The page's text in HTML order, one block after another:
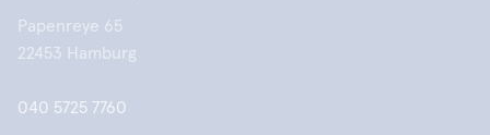
Papenreye 65
22453 Hamburg
040 5725 7760